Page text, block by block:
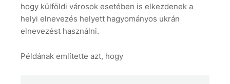
hogy külföldi városok esetében is elkezdenek a
helyi elnevezés helyett hagyományos ukrán
elnevezést használni.
Példának említette azt, hogy